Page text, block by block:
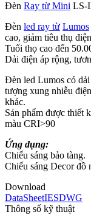
Đèn Ray từ Mini LS-
Đèn led ray từ Lumos
cao, giảm tiêu thụ
Tuổi thọ cao đến
Dải điện áp rộng,
Đèn led Lumos có
tượng xung nhiễu
khác.
Sản phẩm được thiết
màu CRI>90
Ứng dụng:
Chiếu sáng bảo tàng.
Chiếu sáng Decor đồ
Download
DataSheetIESDWG
Thông số kỹ thuật